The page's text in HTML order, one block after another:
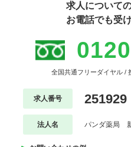
求人について
お電話でも受
全国共通フリーダイヤル /
求人番号 251929
法人名 パンダ薬局